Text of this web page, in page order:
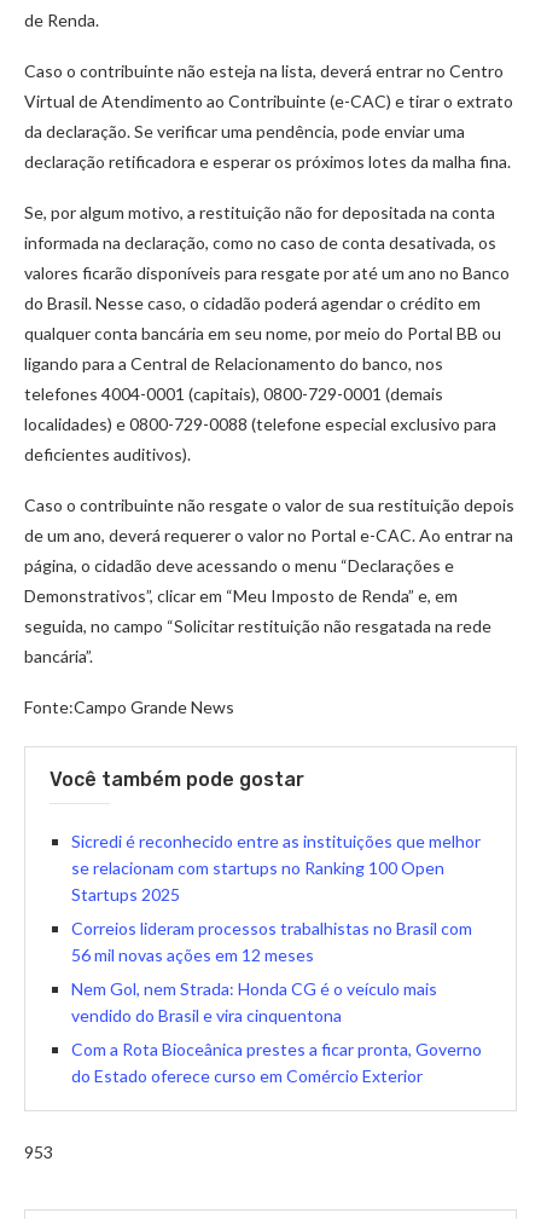
de Renda.
Caso o contribuinte não esteja na lista, deverá entrar no Centro
Virtual de Atendimento ao Contribuinte (e-CAC) e tirar o extrato
da declaração. Se verificar uma pendência, pode enviar uma
declaração retificadora e esperar os próximos lotes da malha fina.
Se, por algum motivo, a restituição não for depositada na conta
informada na declaração, como no caso de conta desativada, os
valores ficarão disponíveis para resgate por até um ano no Banco
do Brasil. Nesse caso, o cidadão poderá agendar o crédito em
qualquer conta bancária em seu nome, por meio do Portal BB ou
ligando para a Central de Relacionamento do banco, nos
telefones 4004-0001 (capitais), 0800-729-0001 (demais
localidades) e 0800-729-0088 (telefone especial exclusivo para
deficientes auditivos).
Caso o contribuinte não resgate o valor de sua restituição depois
de um ano, deverá requerer o valor no Portal e-CAC. Ao entrar na
página, o cidadão deve acessando o menu “Declarações e
Demonstrativos”, clicar em “Meu Imposto de Renda” e, em
seguida, no campo “Solicitar restituição não resgatada na rede
bancária”.
Fonte:Campo Grande News
Você também pode gostar
Sicredi é reconhecido entre as instituições que melhor
se relacionam com startups no Ranking 100 Open
Startups 2025
Correios lideram processos trabalhistas no Brasil com
56 mil novas ações em 12 meses
Nem Gol, nem Strada: Honda CG é o veículo mais
vendido do Brasil e vira cinquentona
Com a Rota Bioceânica prestes a ficar pronta, Governo
do Estado oferece curso em Comércio Exterior
953